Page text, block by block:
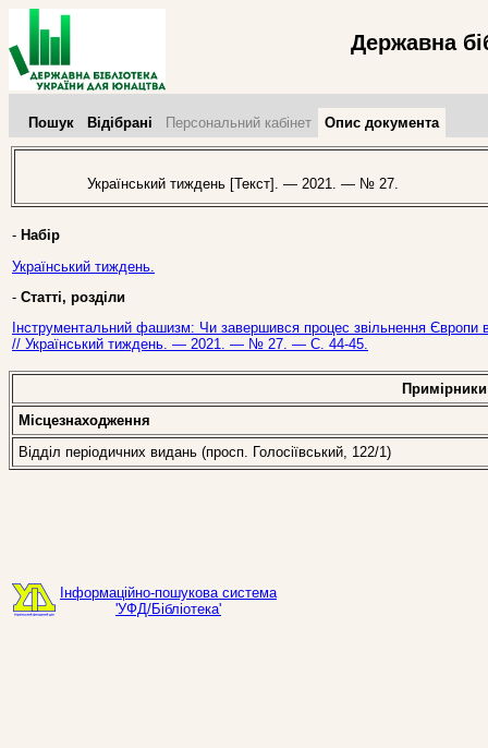
Державна
Пошук Відібрані Персональний кабінет Опис документа
Український тиждень [Текст]. — 2021. — № 27.
- Набір
Український тиждень.
- Статті, розділи
Інструментальний фашизм: Чи завершився процес звільнення Європи
// Український тиждень. — 2021. — № 27. — С. 44-45.
Примірники
Місцезнаходження
Відділ періодичних видань (просп. Голосіївський, 122/1)
Інформаційно-пошукова система
'УФД/Бібліотека'